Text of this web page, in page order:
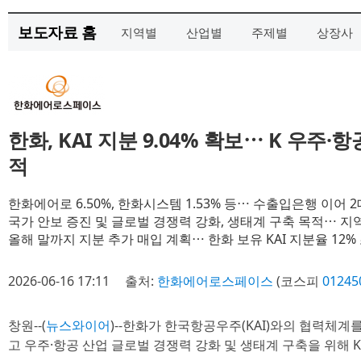
보도자료 홈 지역별 산업별 주제별 상장사
한화, KAI 지분 9.04% 확보⋯ K 우주·항
적
한화에어로 6.50%, 한화시스템 1.53% 등⋯ 수출입은행 이어 2
국가 안보 증진 및 글로벌 경쟁력 강화, 생태계 구축 목적⋯ 지
올해 말까지 지분 추가 매입 계획⋯ 한화 보유 KAI 지분율 12%
2026-06-16 17:11 출처: 한화에어로스페이스 (코스피
창원--(뉴스와이어)--한화가 한국항공우주(KAI)와의 협력체계
고 우주·항공 산업 글로벌 경쟁력 강화 및 생태계 구축을 위해